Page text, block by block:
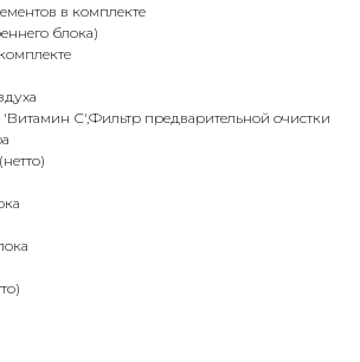
в комплекте
блока)
С',Фильтр предварительной очистки